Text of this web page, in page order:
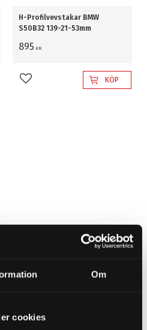
Om
cookies
H-Profilvevstakar BMW
S50B32 139-21-53mm
895 KR
Lägg till i favoriterKÖP